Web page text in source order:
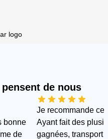
de nous
bonne
de
Je recommande
Ayant fait des
gagnées, transport